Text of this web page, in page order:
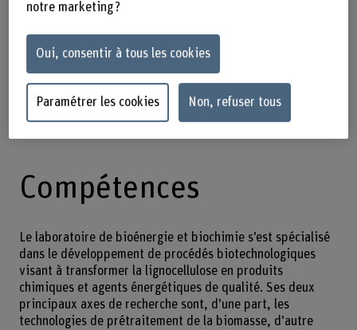
Hydrolyse enzymatique et fermentation de la
Technique de fermentation strictement anaérobie
Évaluation du potentiel de biométhane et de la
digestion anaérobie
Compétences
Le laboratoire de bioénergie et biochimie s’est spécialisé
dans le développement de procédés biotechnologiques
visant à transformer la lignocellulose en produits
chimiques et agents énergétiques de qualité. Ses deux
principaux axes de recherche sont, d’une part, les
technologies de prétraitement de la biomasse, d’autre
notre marketing ?
Oui, consentir à tous les cookies
Paramétrer les cookies Non, refuser tous